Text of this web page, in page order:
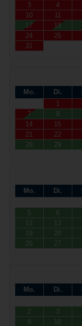
3
4
10
11
17
18
24
25
31
Mo.
Di.
1
7
8
14
15
21
22
28
29
Mo.
Di.
5
6
12
13
19
20
26
27
Mo.
Di.
2
3
9
10